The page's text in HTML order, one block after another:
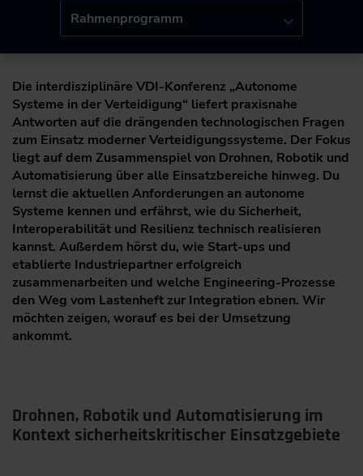
Rahmenprogramm
Die interdisziplinäre VDI-Konferenz „Autonome
Systeme in der Verteidigung“ liefert praxisnahe
Antworten auf die drängenden technologischen Fragen
zum Einsatz moderner Verteidigungssysteme. Der Fokus
liegt auf dem Zusammenspiel von Drohnen, Robotik und
Automatisierung über alle Einsatzbereiche hinweg. Du
lernst die aktuellen Anforderungen an autonome
Systeme kennen und erfährst, wie du Sicherheit,
Interoperabilität und Resilienz technisch realisieren
kannst. Außerdem hörst du, wie Start-ups und
etablierte Industriepartner erfolgreich
zusammenarbeiten und welche Engineering-Prozesse
den Weg vom Lastenheft zur Integration ebnen. Wir
möchten zeigen, worauf es bei der Umsetzung
ankommt.
Drohnen, Robotik und Automatisierung im
Kontext sicherheitskritischer Einsatzgebiete